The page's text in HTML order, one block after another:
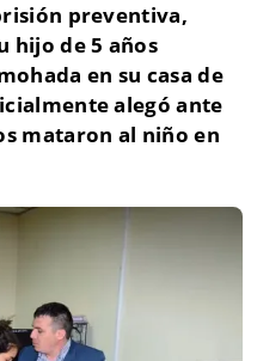
preventiva,
hijo de 5 años
en su casa de
alegó ante
mataron al niño en